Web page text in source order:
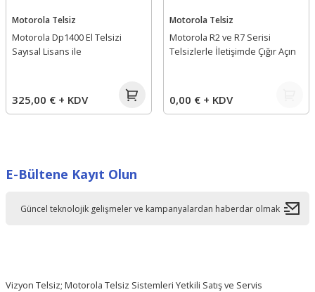
Motorola Telsiz
Motorola Dp1400 El Telsizi
Sayısal Lisans ile
325,00 € + KDV
Motorola Telsiz
Motorola R2 ve R7 Serisi
Telsizlerle İletişimde Çığır Açın
0,00 € + KDV
E-Bültene Kayıt Olun
Vizyon Telsiz; Motorola Telsiz Sistemleri Yetkili Satış ve Servis